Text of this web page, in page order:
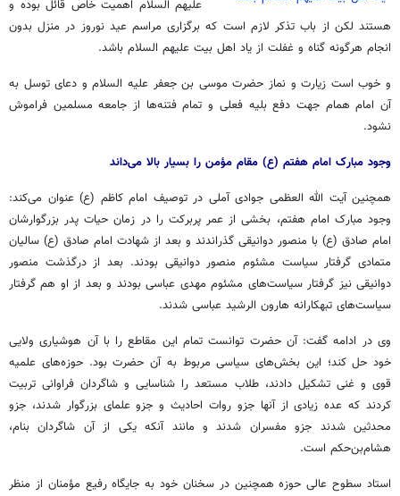
علیهم السلام اهمیت خاص قائل بوده و
هستند لکن از باب تذکر لازم است که برگزاری مراسم عید نوروز در منزل بدون
انجام هرگونه گناه و غفلت از یاد اهل بیت علیهم السلام باشد.
و خوب است زیارت و نماز حضرت موسی بن جعفر علیه السلام و دعای توسل به
آن امام همام جهت دفع بلیه فعلی و تمام فتنه‌ها از جامعه مسلمین فراموش
نشود.
وجود مبارک امام هفتم (ع) مقام مؤمن را بسیار بالا می‌داند
همچنین آیت الله العظمی جوادی آملی در توصیف امام کاظم (ع) عنوان می‌کند:
وجود مبارک امام هفتم، بخشی از عمر پربرکت را در زمان حیات پدر بزرگوارشان
امام صادق (ع) با منصور دوانیقی گذراندند و بعد از شهادت امام صادق (ع) سالیان
متمادی گرفتار سیاست مشئوم منصوردوانیقی بودند. بعد از درگذشت منصور
دوانیقینیز گرفتار سیاست‌های مشئوممهدی عباسی بودند و بعد از او هم گرفتار
سیاست‌های تبهکارانه هارون الرشید عباسی شدند.
وی در ادامه گفت: آن حضرت توانست تمام این مقاطع را با آن هوشیاری ولایی
خود حل کند؛ این بخش‌های سیاسی مربوط به آن حضرت بود. حوزه‌های علمیه
قوی و غنی تشکیل دادند، طلاب مستعد را شناسایی و شاگردان فراوانی تربیت
کردند که عده زیادی از آنهاجزو رواتاحادیث و جزوعلمای بزرگوار شدند، جزو
محدثین شدند جزومفسران شدند و مانند آنکه یکی از آن شاگردان بنام،
هشام‌بن‌حکم است.
استاد سطوح عالی حوزه همچنین در سخنان خود به جایگاه رفیع مؤمنان از منظر